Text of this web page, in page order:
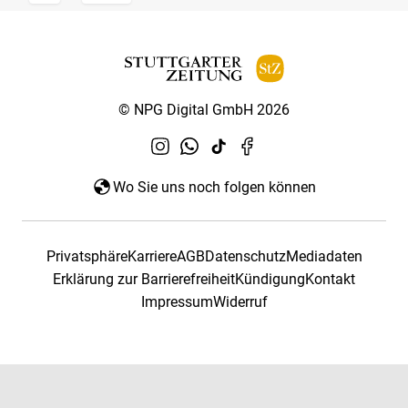
© NPG Digital GmbH 2026
Wo Sie uns noch folgen können
PrivatsphäreKarriereAGBDatenschutzMediadaten
Erklärung zur BarrierefreiheitKündigungKontakt
ImpressumWiderruf